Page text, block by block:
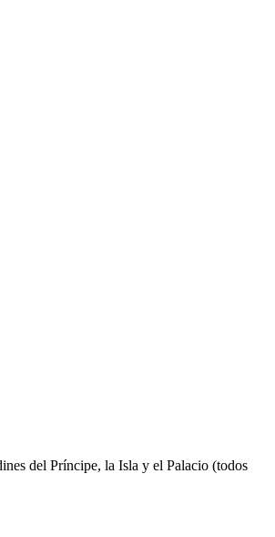
del Príncipe, la Isla y el Palacio (todos